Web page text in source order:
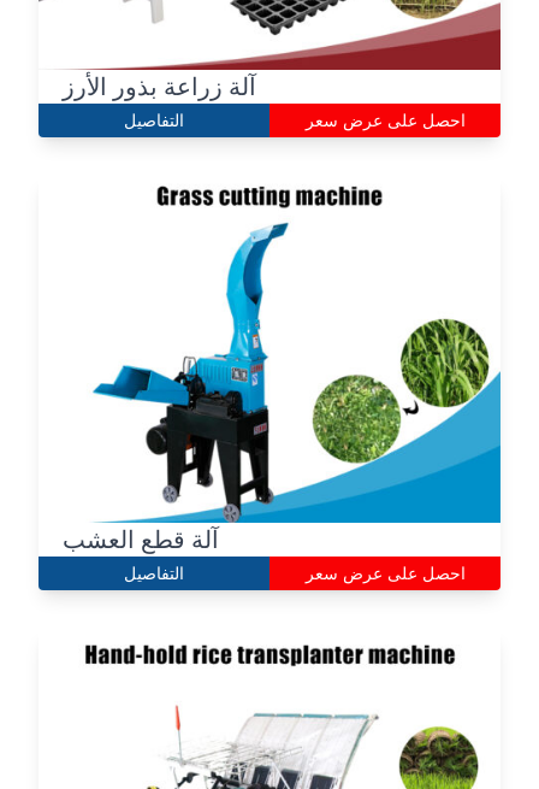
آلة زراعة بذور الأرز
التفاصيل احصل على عرض سعر
آلة قطع العشب
التفاصيل احصل على عرض سعر